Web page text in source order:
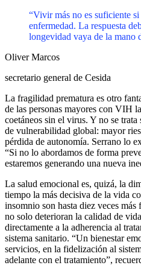
“Vivir más no es suficiente
enfermedad. La respuesta
longevidad vaya de la mano
Oliver Marcos
secretario general de Cesida
La fragilidad prematura es otro
de las personas mayores con VIH
coetáneos sin el virus. Y no se
de vulnerabilidad global: mayor
pérdida de autonomía. Serrano lo
“Si no lo abordamos de forma
estaremos generando una nueva
La salud emocional es, quizá, la
tiempo la más decisiva de la vida
insomnio son hasta diez veces
no solo deterioran la calidad de
directamente a la adherencia al
sistema sanitario. “Un bienestar
servicios, en la fidelización al
adelante con el tratamiento”,